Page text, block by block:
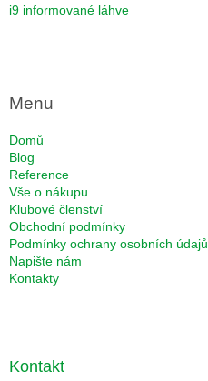
i9 informované láhve
Menu
Domů
Blog
Reference
Vše o nákupu
Klubové členství
Obchodní podmínky
Podmínky ochrany osobních údajů
Napište nám
Kontakty
Kontakt